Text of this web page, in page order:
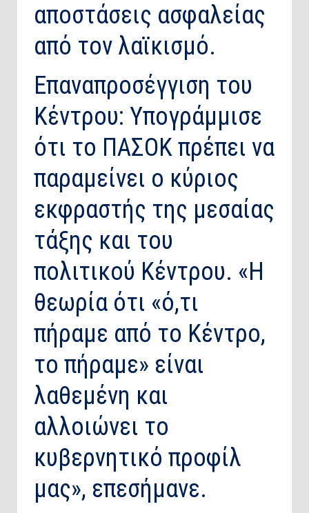
αποστάσεις ασφαλείας
από τον λαϊκισμό.
​Επαναπροσέγγιση του
Κέντρου: Υπογράμμισε
ότι το ΠΑΣΟΚ πρέπει να
παραμείνει ο κύριος
εκφραστής της μεσαίας
τάξης και του
πολιτικού Κέντρου. «Η
θεωρία ότι «ό,τι
πήραμε από το Κέντρο,
το πήραμε» είναι
λαθεμένη και
αλλοιώνει το
κυβερνητικό προφίλ
μας», επεσήμανε.